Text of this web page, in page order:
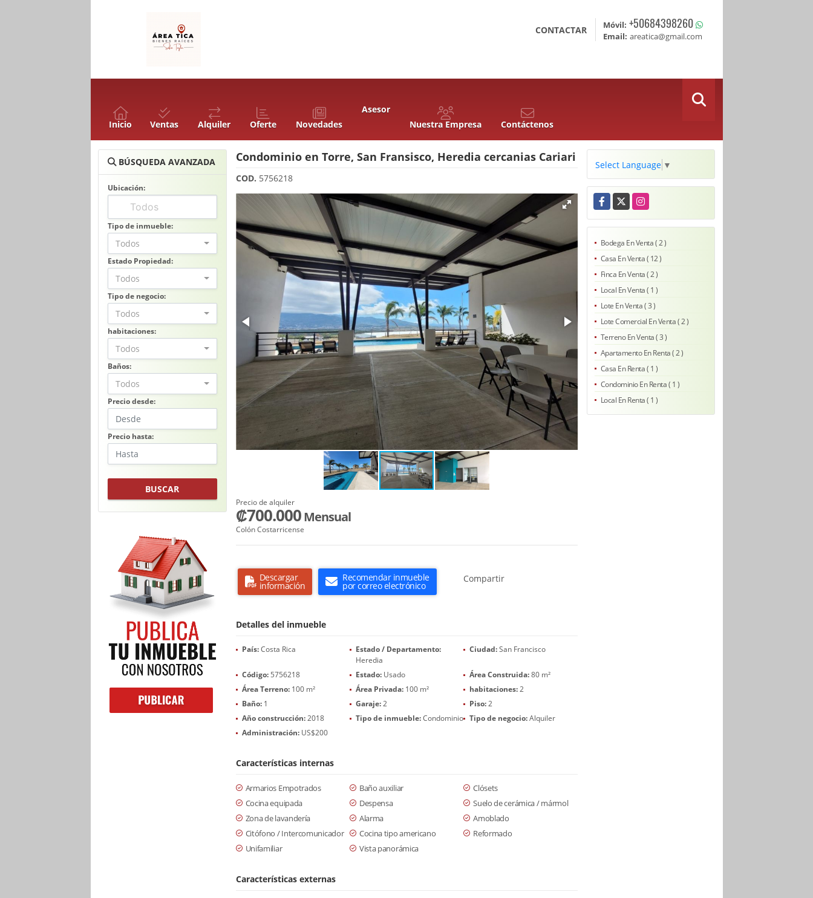
CONTACTAR Móvil: +50684398260
Email: areatica@gmail.com
Inicio Ventas Alquiler Oferte Novedades
Asesor
Nuestra Empresa
Contáctenos
BÚSQUEDA AVANZADA
Ubicación:
Tipo de inmueble:
Todos
Estado Propiedad:
Todos
Tipo de negocio:
Todos
habitaciones:
Todos
Baños:
Todos
Precio desde:
Precio hasta:
BUSCAR
Condominio en Torre, San Fransisco, Heredia cercanias Cariari
COD. 5756218
Precio de alquiler
₡700.000Mensual
Colón Costarricense
Descargar
información
Recomendar inmueble
por correo electrónico
Compartir
Detalles del inmueble
País:Costa Rica
Estado / Departamento:
Heredia
Ciudad:San Francisco
Código:5756218 Estado:Usado Área Construida:80 m²
Área Terreno:100 m² Área Privada:100 m² habitaciones:2
Baño:1 Garaje:2 Piso:2
Año construcción:2018 Tipo de inmueble:Condominio Tipo de negocio:Alquiler
Administración:US$200
Características internas
Armarios Empotrados Baño auxiliar
Clósets
Cocina equipada
Despensa
Suelo de cerámica / mármol
Zona de lavandería
Alarma
Amoblado
Citófono / Intercomunicador
Cocina tipo americano
Reformado
Unifamiliar
Vista panorámica
Características externas
Select Language ▼
Facebook
X Instagram
Bodega En Venta ( 2 )
Casa En Venta ( 12 )
Finca En Venta ( 2 )
Local En Venta ( 1 )
Lote En Venta ( 3 )
Lote Comercial En Venta ( 2 )
Terreno En Venta ( 3 )
Apartamento En Renta ( 2 )
Casa En Renta ( 1 )
Condominio En Renta ( 1 )
Local En Renta ( 1 )